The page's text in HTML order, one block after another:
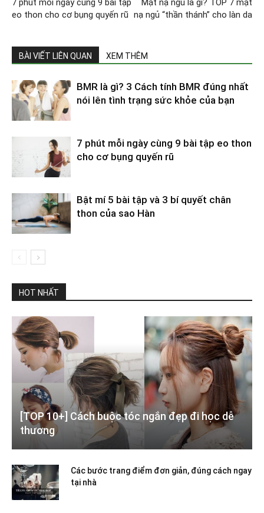
7 phút mỗi ngày cùng 9 bài tập
eo thon cho cơ bụng quyến rũ
Mặt nạ ngủ là gì? TOP 7 mặt
nạ ngủ “thần thánh” cho làn da
BÀI VIẾT LIÊN QUAN XEM THÊM
BMR là gì? 3 Cách tính BMR đúng nhất
nói lên tình trạng sức khỏe của bạn
7 phút mỗi ngày cùng 9 bài tập eo thon
cho cơ bụng quyến rũ
Bật mí 5 bài tập và 3 bí quyết chân
thon của sao Hàn
HOT NHẤT
[TOP 10+] Cách buộc tóc ngắn đẹp đi học dễ
thương
Các bước trang điểm đơn giản, đúng cách ngay
tại nhà